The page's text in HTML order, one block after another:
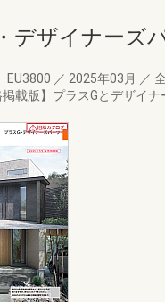
デザイナーズ
EU3800 ／ 2025年03月 ／
掲載版】プラスGとデザイ